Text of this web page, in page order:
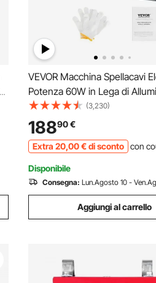
VEVOR Macchina Spellacavi
Potenza 60W in Lega di
Calibro tra 1,5-25 mm,
Spellafili Elettrica per
Elettrici 48 x 17 x 32cm,
Elettrica Spellacavi
(3,230)
18890€
Extra 20,00€di sconto con
Disponibile
Consegna: Lun.Agosto 10 -
Aggiungi al carrello